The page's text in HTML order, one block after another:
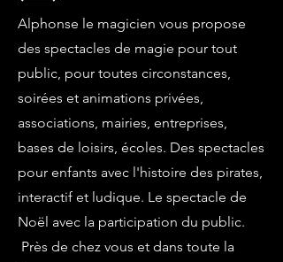
Alphonse le magicien vous propose
des spectacles de magie pour tout
public, pour toutes circonstances,
soirées et animations privées,
associations, mairies, entreprises,
bases de loisirs, écoles. Des spectacles
pour enfants avec l'histoire des pirates,
interactif et ludique. Le spectacle de
Noël avec la participation du public.
Près de chez vous et dans toute la